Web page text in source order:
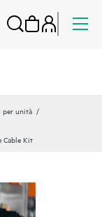
per unità
Cable Kit